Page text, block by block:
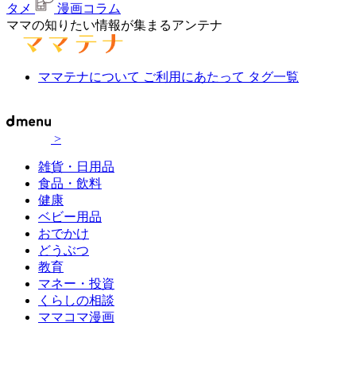
タメ
漫画コラム
ママの知りたい情報が集まるアンテナ
ママテナについて ご利用にあたって タグ一覧
>
雑貨・日用品
食品・飲料
健康
ベビー用品
おでかけ
どうぶつ
教育
マネー・投資
くらしの相談
ママコマ漫画